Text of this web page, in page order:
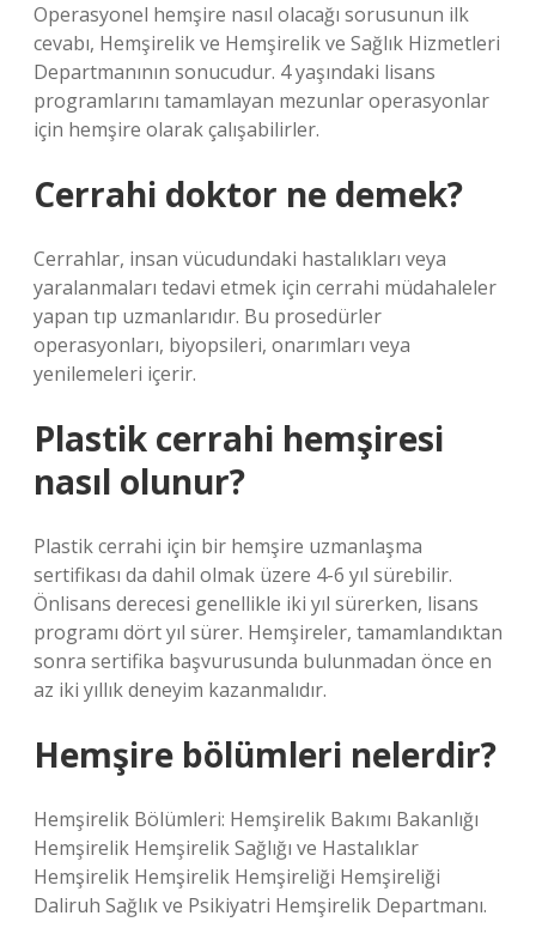
Operasyonel hemşire nasıl olacağı sorusunun ilk
cevabı, Hemşirelik ve Hemşirelik ve Sağlık Hizmetleri
Departmanının sonucudur. 4 yaşındaki lisans
programlarını tamamlayan mezunlar operasyonlar
için hemşire olarak çalışabilirler.
Cerrahi doktor ne demek?
Cerrahlar, insan vücudundaki hastalıkları veya
yaralanmaları tedavi etmek için cerrahi müdahaleler
yapan tıp uzmanlarıdır. Bu prosedürler
operasyonları, biyopsileri, onarımları veya
yenilemeleri içerir.
Plastik cerrahi hemşiresi
nasıl olunur?
Plastik cerrahi için bir hemşire uzmanlaşma
sertifikası da dahil olmak üzere 4-6 yıl sürebilir.
Önlisans derecesi genellikle iki yıl sürerken, lisans
programı dört yıl sürer. Hemşireler, tamamlandıktan
sonra sertifika başvurusunda bulunmadan önce en
az iki yıllık deneyim kazanmalıdır.
Hemşire bölümleri nelerdir?
Hemşirelik Bölümleri: Hemşirelik Bakımı Bakanlığı
Hemşirelik Hemşirelik Sağlığı ve Hastalıklar
Hemşirelik Hemşirelik Hemşireliği Hemşireliği
Daliruh Sağlık ve Psikiyatri Hemşirelik Departmanı.